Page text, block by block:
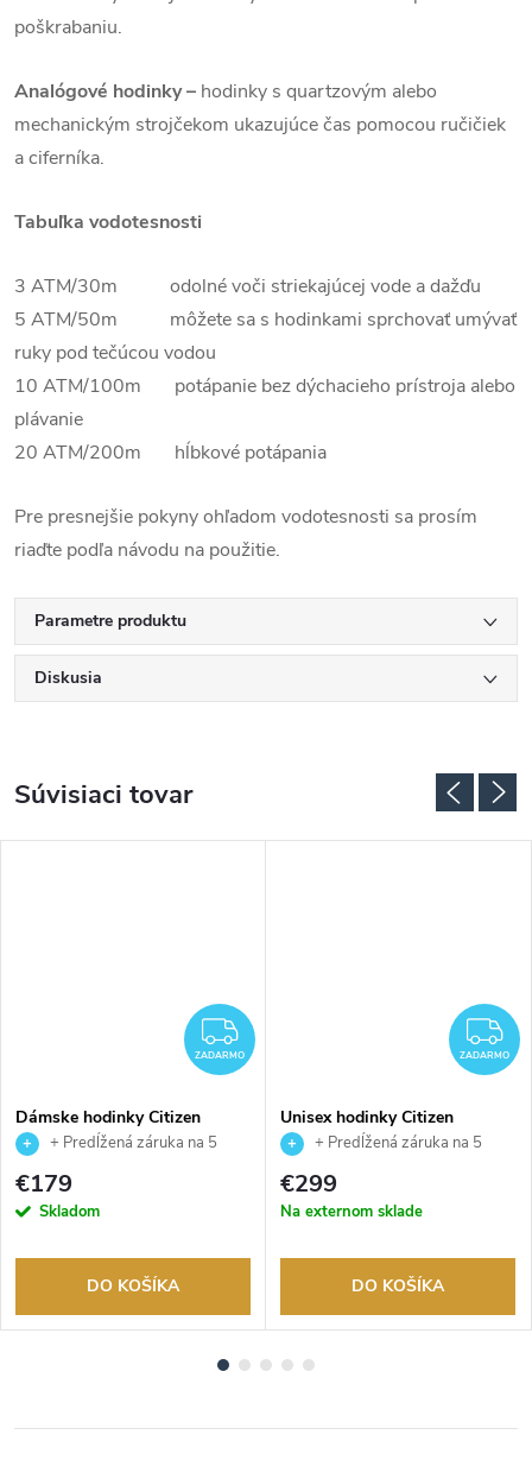
poškrabaniu.
Analógové hodinky – hodinky s quartzovým alebo
mechanickým strojčekom ukazujúce čas pomocou ručičiek
a ciferníka.
Tabuľka vodotesnosti
3 ATM/30m odolné voči striekajúcej vode a dažďu
5 ATM/50m môžete sa s hodinkami sprchovať umývať
ruky pod tečúcou vodou
10 ATM/100m potápanie bez dýchacieho prístroja alebo
plávanie
20 ATM/200m hĺbkové potápania
Pre presnejšie pokyny ohľadom vodotesnosti sa prosím
riaďte podľa návodu na použitie.
Parametre produktu
Diskusia
Súvisiaci tovar
ZADARMO
ZADARMO
Dámske hodinky Citizen
AW1828-80X
+ Predĺžená záruka na 5
rokov. Až 100 dní na vrátenie
tovaru. Autorizovaný predajca.
€179
Skladom
DO KOŠÍKA
ZADARMO
Unisex hodinky Citizen
NJ0200-50L
+ Predĺžená záruka na 5
rokov. Až 100 dní na vrátenie
tovaru. Autorizovaný predajca.
€299
Na externom sklade
DO KOŠÍKA